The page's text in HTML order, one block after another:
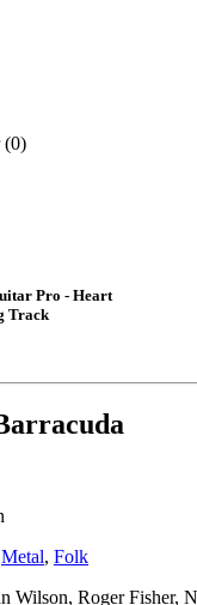
(0)
Pro - Heart
Track
Metal, Folk
Wilson, Roger Fisher,